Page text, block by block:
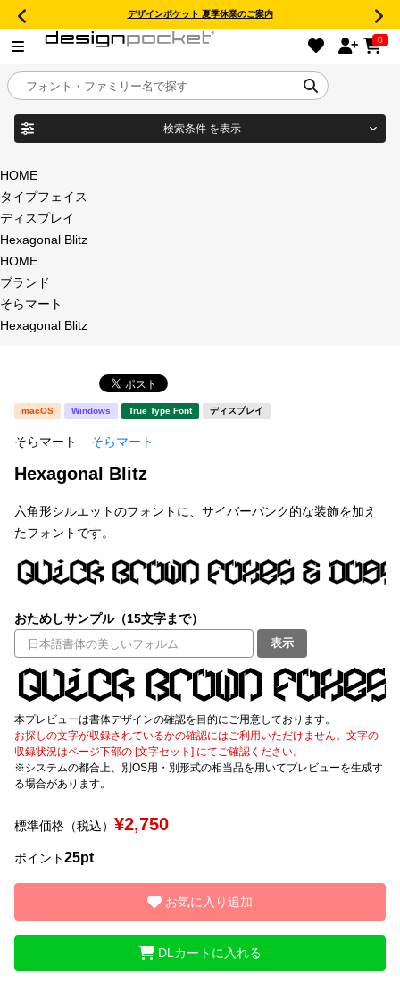
デザインポケット 夏季休業のご案内
0
目的別フォントガイド
特集
おすすめ
年間ライセンス商品
新着一覧
0
マイページ
ご利用ガイド
よくあるご質問
お問い合わせ
検索条件 を表示
商品名
タイプフェイス
明朝体
角ゴシック
教科書体
草書体 勘亭流
すべてを表示
太さ・ウェイト
セット or 単体
価格帯
HOME
タイプフェイス
ディスプレイ
Hexagonal Blitz
HOME
ブランド
そらマート
Hexagonal Blitz
macOS Windows True Type Font ディスプレイ
そらマート そらマート
Hexagonal Blitz
六角形シルエットのフォントに、サイバーパンク的な装飾を加え
たフォントです。
おためしサンプル（15文字まで）
表示
本プレビューは書体デザインの確認を目的にご用意しております。
お探しの文字が収録されているかの確認にはご利用いただけません。文字の
収録状況はページ下部の [文字セット] にてご確認ください。
※システムの都合上、別OS用・別形式の相当品を用いてプレビューを生成す
る場合があります。
標準価格（税込） ¥2,750
ポイント25pt
お気に入り追加
DLカートに入れる